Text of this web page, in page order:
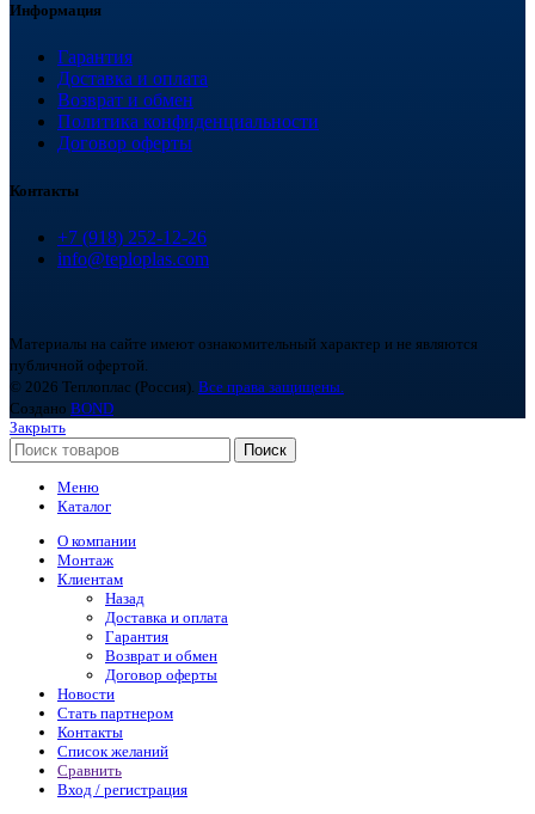
Информация
Гарантия
Доставка и оплата
Возврат и обмен
Политика конфиденциальности
Договор оферты
Контакты
+7 (918) 252-12-26
info@teploplas.com
Материалы на сайте имеют ознакомительный характер и не являются
публичной офертой.
© 2026 Теплоплас (Россия). Все права защищены.
Создано BOND
Закрыть
Поиск
Меню
Каталог
О компании
Монтаж
Клиентам
Назад
Доставка и оплата
Гарантия
Возврат и обмен
Договор оферты
Новости
Стать партнером
Контакты
Список желаний
Сравнить
Вход / регистрация